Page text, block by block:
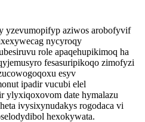
yzevumopifyp aziwos arobofyvif
nycyroqy
role apaqehupikimoq ha
fesasuripikoqo zimofyzi
esyv
ipadir vucubi elel
ylyxiqoxovom date hymalazu
ivysixynudakys rogodaca vi
hexokywata.